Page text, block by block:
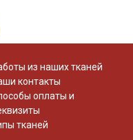
из наших тканей
контакты
оплаты и
тканей